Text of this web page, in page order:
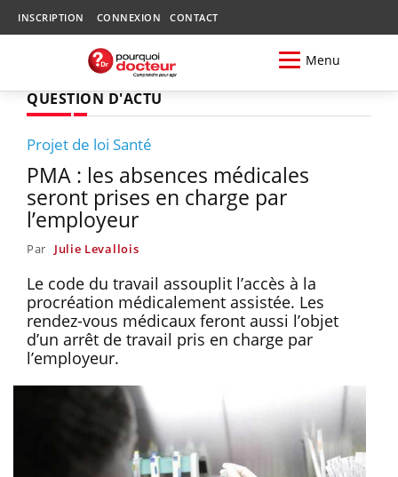
INSCRIPTION CONNEXION CONTACT
Menu
QUESTION D'ACTU
Projet de loi Santé
PMA : les absences médicales
seront prises en charge par
l’employeur
Par Julie Levallois
Le code du travail assouplit l’accès à la
procréation médicalement assistée. Les
rendez-vous médicaux feront aussi l’objet
d’un arrêt de travail pris en charge par
l’employeur.